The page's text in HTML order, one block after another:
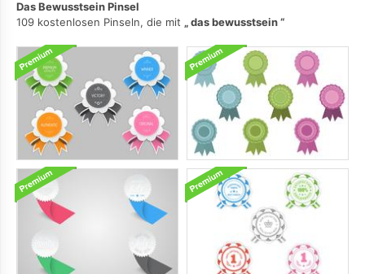
Das Bewusstsein Pinsel
109 kostenlosen Pinseln, die mit
das bewusstsein